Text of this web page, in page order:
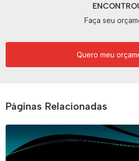
Faça seu
Quero meu
Páginas Relacionadas